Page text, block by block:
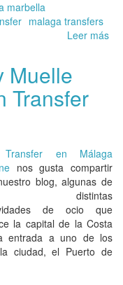
marbella
malaga transfers
Leer más
|
en
Muelle
Transfer
Transfer en Málaga
nos gusta compartir
blog, algunas de
distintas
de ocio que
la capital de la Costa
entrada a uno de los
ciudad, el Puerto de